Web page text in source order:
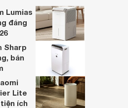
đến môi trường
tốt hơn cho sức khỏe
Lumias
đáng
Sharp
bán
Lite
ích